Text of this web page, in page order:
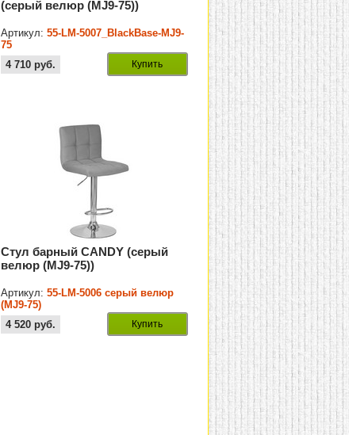
(серый велюр (MJ9-75))
Артикул:55-LM-5007_BlackBase-MJ9-
75
4 710 руб. Купить
Стул барный CANDY (серый
велюр (MJ9-75))
Артикул:55-LM-5006 серый велюр
(MJ9-75)
4 520 руб. Купить